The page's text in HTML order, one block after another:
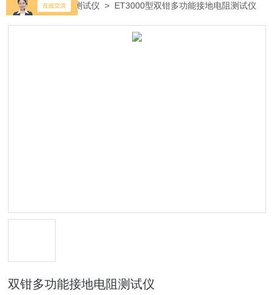
压器直流电阻测试仪 > ET3000型双钳多功能接地电阻测试仪
双钳多功能接地电阻测试仪